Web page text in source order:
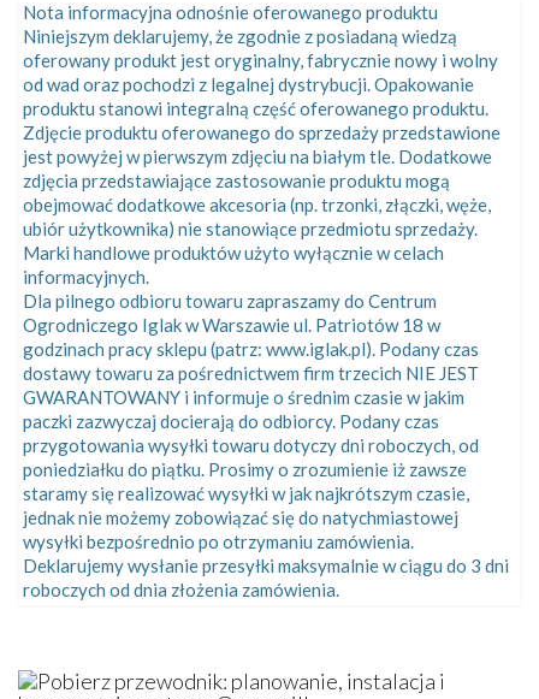
Nota informacyjna odnośnie oferowanego produktu
Niniejszym deklarujemy, że zgodnie z posiadaną wiedzą
oferowany produkt jest oryginalny, fabrycznie nowy i wolny
od wad oraz pochodzi z legalnej dystrybucji. Opakowanie
produktu stanowi integralną część oferowanego produktu.
Zdjęcie produktu oferowanego do sprzedaży przedstawione
jest powyżej w pierwszym zdjęciu na białym tle. Dodatkowe
zdjęcia przedstawiające zastosowanie produktu mogą
obejmować dodatkowe akcesoria (np. trzonki, złączki, węże,
ubiór użytkownika) nie stanowiące przedmiotu sprzedaży.
Marki handlowe produktów użyto wyłącznie w celach
informacyjnych.
Dla pilnego odbioru towaru zapraszamy do Centrum
Ogrodniczego Iglak w Warszawie ul. Patriotów 18 w
godzinach pracy sklepu (patrz: www.iglak.pl). Podany czas
dostawy towaru za pośrednictwem firm trzecich NIE JEST
GWARANTOWANY i informuje o średnim czasie w jakim
paczki zazwyczaj docierają do odbiorcy. Podany czas
przygotowania wysyłki towaru dotyczy dni roboczych, od
poniedziałku do piątku. Prosimy o zrozumienie iż zawsze
staramy się realizować wysyłki w jak najkrótszym czasie,
jednak nie możemy zobowiązać się do natychmiastowej
wysyłki bezpośrednio po otrzymaniu zamówienia.
Deklarujemy wysłanie przesyłki maksymalnie w ciągu do 3 dni
roboczych od dnia złożenia zamówienia.